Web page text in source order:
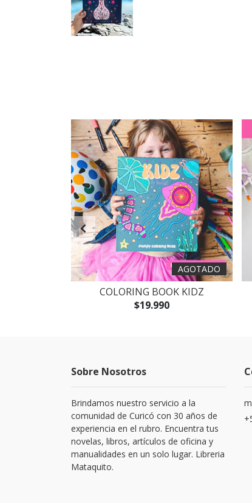
AGOTADO
COLORING BOOK KIDZ
$19.990
Sobre Nosotros
Brindamos nuestro servicio a la
comunidad de Curicó con 30 años de
experiencia en el rubro. Encuentra tus
novelas, libros, artículos de oficina y
manualidades en un solo lugar. Libreria
Mataquito.